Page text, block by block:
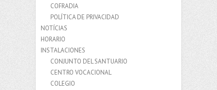
COFRADIA
POLÍTICA DE PRIVACIDAD
NOTÍCIAS
HORARIO
INSTALACIONES
CONJUNTO DEL SANTUARIO
CENTRO VOCACIONAL
COLEGIO